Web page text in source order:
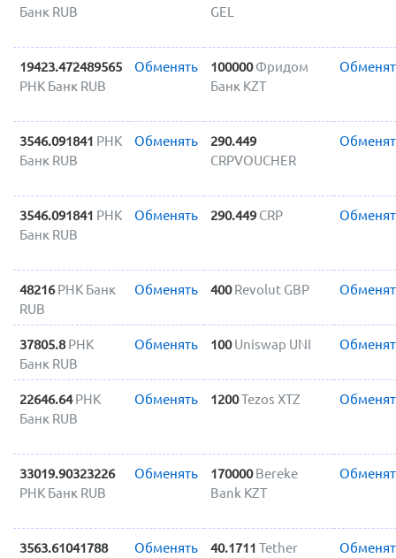
Банк RUB
GEL
19423.472489565
РНК Банк RUB
Обменять 100000 Фридом
Банк KZT
3546.091841 РНК
Банк RUB
Обменять
290.449
CRPVOUCHER
3546.091841 РНК
Банк RUB
Обменять 290.449 CRP
48216 РНК Банк
RUB
Обменять 400 Revolut GBP
37805.8 РНК
Банк RUB
Обменять 100 Uniswap UNI
22646.64 РНК
Банк RUB
Обменять 1200Tezos XTZ
33019.90323226
РНК Банк RUB
Обменять 170000 Bereke
Bank KZT
3563.61041788
Обменять 40.1711 Tether